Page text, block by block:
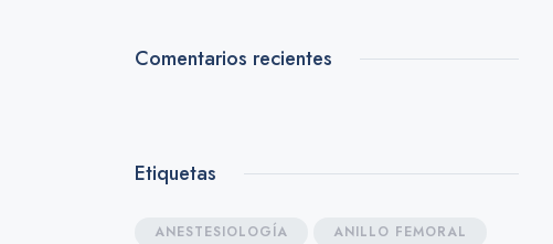
Comentarios recientes
Etiquetas
ANESTESIOLOGÍA
ANILLO FEMORAL